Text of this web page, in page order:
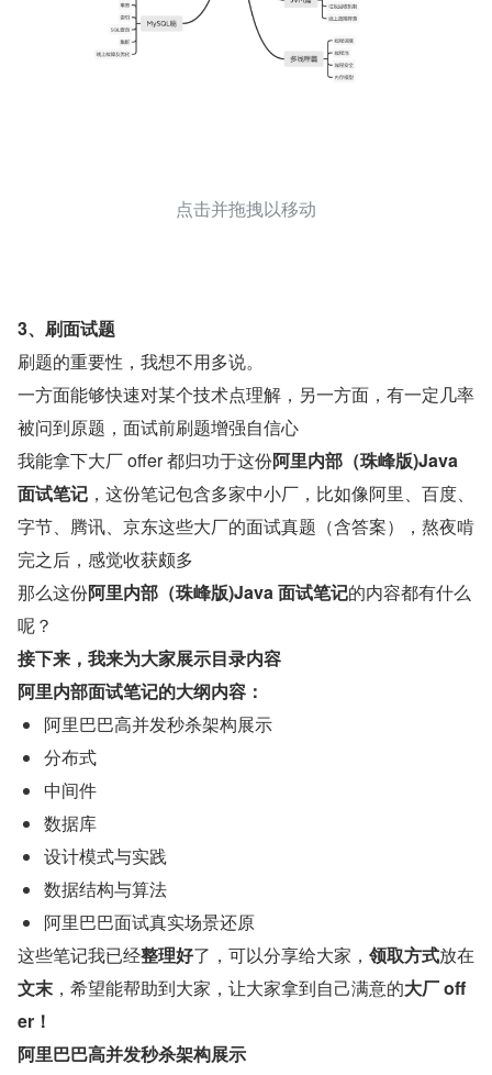
点击并拖拽以移动
3、刷面试题
刷题的重要性，我想不用多说。
一方面能够快速对某个技术点理解，另一方面，有一定几率
被问到原题，面试前刷题增强自信心
我能拿下大厂 offer 都归功于这份阿里内部（珠峰版)Java
面试笔记 ，这份笔记包含多家中小厂，比如像阿里、百度、
字节、腾讯、京东这些大厂的面试真题（含答案），熬夜啃
完之后，感觉收获颇多
那么这份阿里内部（珠峰版)Java 面试笔记的内容都有什么
呢？
接下来，我来为大家展示目录内容
阿里内部面试笔记的大纲内容：
阿里巴巴高并发秒杀架构展示
分布式
中间件
数据库
设计模式与实践
数据结构与算法
阿里巴巴面试真实场景还原
这些笔记我已经整理好了，可以分享给大家， 领取方式放在
文末 ，希望能帮助到大家，让大家拿到自己满意的大厂 off
er！
阿里巴巴高并发秒杀架构展示